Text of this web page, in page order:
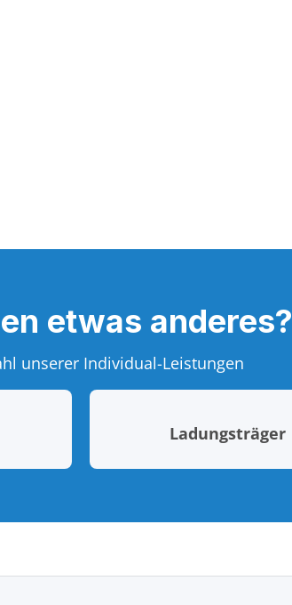
etwas anderes?
unserer Individual-Leistungen
Ladungsträger